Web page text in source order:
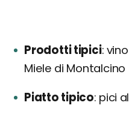
Prodotti tipici
Miele di Montalcino
Piatto tipico pici